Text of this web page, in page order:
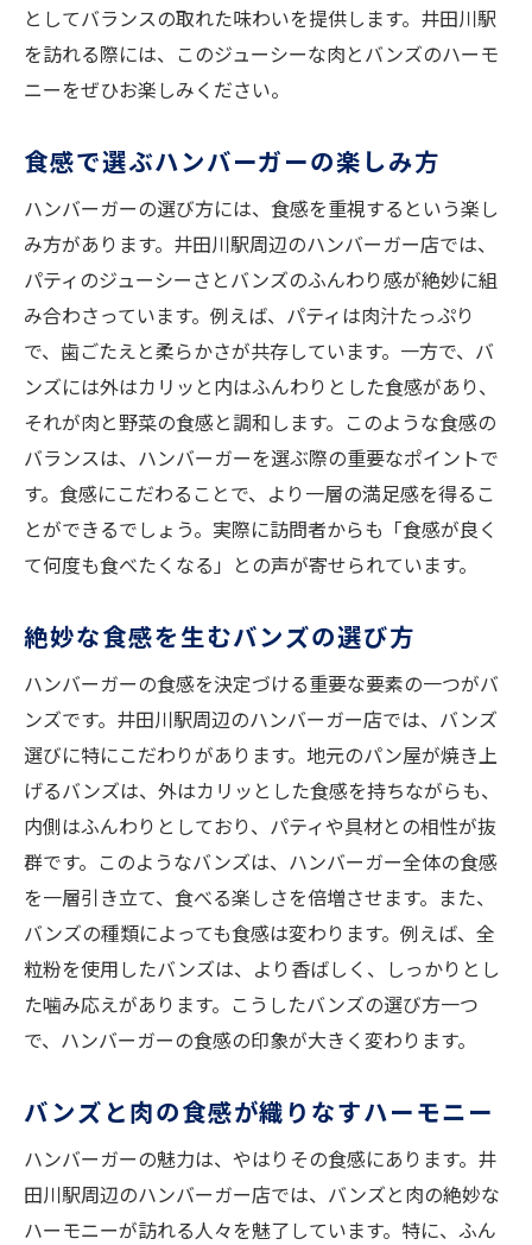
としてバランスの取れた味わいを提供します。井田川駅
を訪れる際には、このジューシーな肉とバンズのハーモ
ニーをぜひお楽しみください。
食感で選ぶハンバーガーの楽しみ方
ハンバーガーの選び方には、食感を重視するという楽し
み方があります。井田川駅周辺のハンバーガー店では、
パティのジューシーさとバンズのふんわり感が絶妙に組
み合わさっています。例えば、パティは肉汁たっぷり
で、歯ごたえと柔らかさが共存しています。一方で、バ
ンズには外はカリッと内はふんわりとした食感があり、
それが肉と野菜の食感と調和します。このような食感の
バランスは、ハンバーガーを選ぶ際の重要なポイントで
す。食感にこだわることで、より一層の満足感を得るこ
とができるでしょう。実際に訪問者からも「食感が良く
て何度も食べたくなる」との声が寄せられています。
絶妙な食感を生むバンズの選び方
ハンバーガーの食感を決定づける重要な要素の一つがバ
ンズです。井田川駅周辺のハンバーガー店では、バンズ
選びに特にこだわりがあります。地元のパン屋が焼き上
げるバンズは、外はカリッとした食感を持ちながらも、
内側はふんわりとしており、パティや具材との相性が抜
群です。このようなバンズは、ハンバーガー全体の食感
を一層引き立て、食べる楽しさを倍増させます。また、
バンズの種類によっても食感は変わります。例えば、全
粒粉を使用したバンズは、より香ばしく、しっかりとし
た噛み応えがあります。こうしたバンズの選び方一つ
で、ハンバーガーの食感の印象が大きく変わります。
バンズと肉の食感が織りなすハーモニー
ハンバーガーの魅力は、やはりその食感にあります。井
田川駅周辺のハンバーガー店では、バンズと肉の絶妙な
ハーモニーが訪れる人々を魅了しています。特に、ふん